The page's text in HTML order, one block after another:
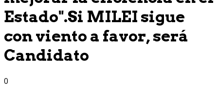
Estado".Si MILEI sigue
con viento a favor, será
Candidato
0